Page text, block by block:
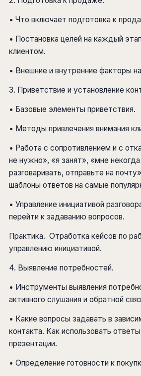
• Что включает подготовка к
• Постановка целей на каждый
клиентом.
• Внешние и внутренние факторы
3. Приветствие и установление
• Базовые элементы приветствия.
• Методы привлечения внимания
• Работа с сопротивлением и с
не нужно», «я занят», «мне некогда
разговаривать, отправьте на
шаблоны ответов на самые
• Управление инициативой
перейти к задаванию вопросов.
Практика. Отработка кейсов по
управлению инициативой.
4. Выявление потребностей.
• Инструменты выявления
активного слушания и обратной
• Какие вопросы задавать в
контакта. Как использовать
презентации.
• Определение готовности к